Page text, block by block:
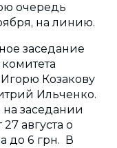
очередь
на линию.
заседание
Козакову
Ильченко.
заседании
августа о
до 6 грн. В